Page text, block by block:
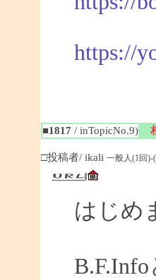
https://
■1817 / inTopicNo.9)
□投稿者/ ikali 一般人(1回)-
はじめ